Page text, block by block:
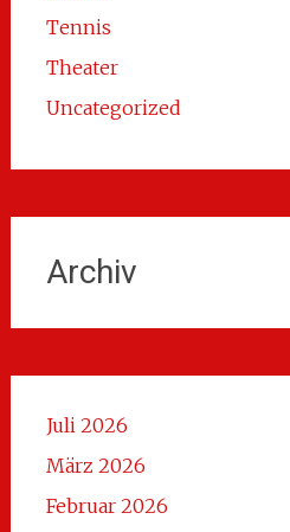
Tennis
Theater
Uncategorized
Archiv
Juli 2026
März 2026
Februar 2026